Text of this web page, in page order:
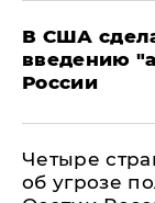
В США
введению
России
Четыре
об угрозе